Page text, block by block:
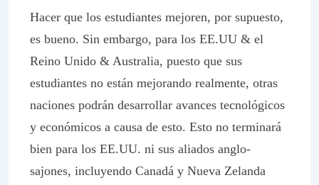
Hacer que los estudiantes mejoren, por supuesto,
es bueno. Sin embargo, para los EE.UU & el
Reino Unido & Australia, puesto que sus
estudiantes no están mejorando realmente, otras
naciones podrán desarrollar avances tecnológicos
y económicos a causa de esto. Esto no terminará
bien para los EE.UU. ni sus aliados anglo-
sajones, incluyendo Canadá y Nueva Zelanda